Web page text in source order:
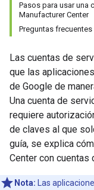
Pasos para usar una
Manufacturer Center
Preguntas frecuentes
Las cuentas de
que las
de Google de
Una cuenta de
requiere
de claves al que
guía, se explica
Center con cuentas
Nota: Las